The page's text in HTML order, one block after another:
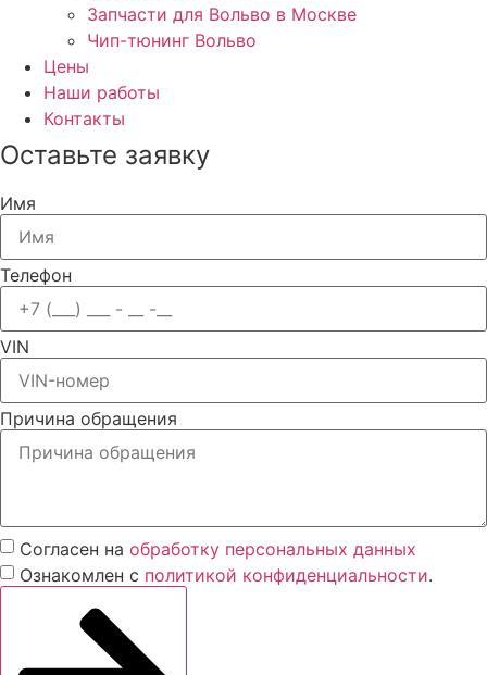
Запчасти для Вольво в Москве
Чип-тюнинг Вольво
Цены
Наши работы
Контакты
Оставьте заявку
Имя
Телефон
VIN
Причина обращения
Согласен на обработку персональных данных
Ознакомлен с политикой конфиденциальности.